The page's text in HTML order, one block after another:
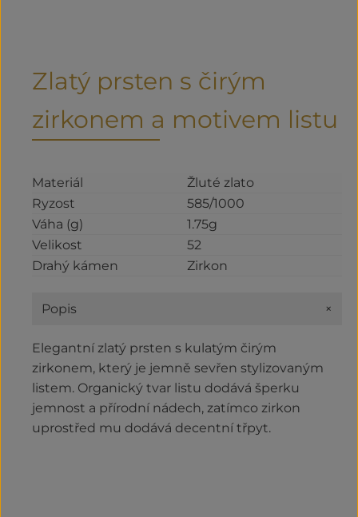
Zlatý prsten s čirým
zirkonem a motivem listu
Materiál
Žluté zlato
Ryzost
585/1000
Váha (g)
1.75g
Velikost
52
Drahý kámen
Zirkon
Popis +
Elegantní zlatý prsten s kulatým čirým
zirkonem, který je jemně sevřen stylizovaným
listem. Organický tvar listu dodává šperku
jemnost a přírodní nádech, zatímco zirkon
uprostřed mu dodává decentní třpyt.